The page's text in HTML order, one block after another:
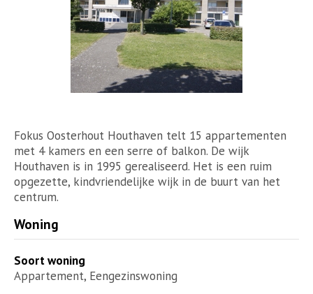
Fokus Oosterhout Houthaven telt 15 appartementen
met 4 kamers en een serre of balkon. De wijk
Houthaven is in 1995 gerealiseerd. Het is een ruim
opgezette, kindvriendelijke wijk in de buurt van het
centrum.
Woning
Soort woning
Appartement, Eengezinswoning